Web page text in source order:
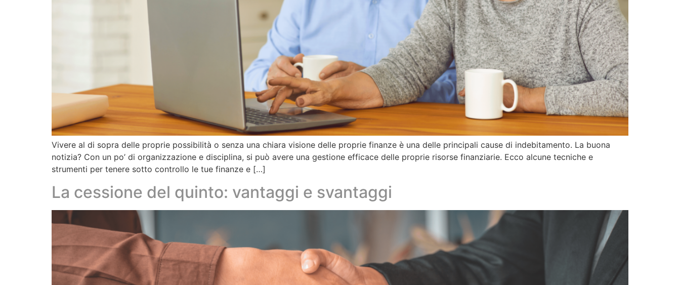
Vivere al di sopra delle proprie possibilità o senza una chiara visione delle proprie finanze è una delle principali cause di indebitamento. La buona
notizia? Con un po’ di organizzazione e disciplina, si può avere una gestione efficace delle proprie risorse finanziarie. Ecco alcune tecniche e
strumenti per tenere sotto controllo le tue finanze e […]
La cessione del quinto: vantaggi e svantaggi